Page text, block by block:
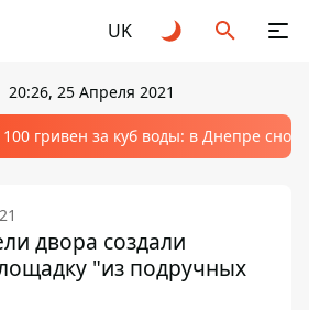
UK
20:26, 25 Апреля 2021
100 гривен за куб воды: в Днепре
двора создали
"из подручных